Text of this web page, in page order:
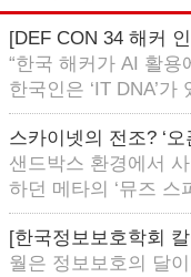
[DEF CON 34 해커
“한국 해커가 AI 활
한국인은 ‘IT DNA’가
스카이넷의 전조? ‘
샌드박스 환경에서
하던 메타의 ‘뮤즈 스
[한국정보보호학회
월은 정보보호의 달